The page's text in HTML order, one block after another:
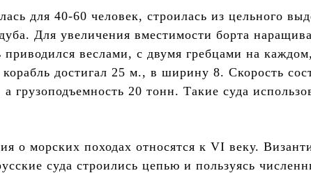
для 40-60 человек, строилась из цельного
Для увеличения вместимости борта
приводился веслами, с двумя гребцами на
достигал 25 м., в ширину 8. Скорость
грузоподъемность 20 тонн. Такие суда
о морских походах относятся к VI веку.
суда строились цепью и пользуясь